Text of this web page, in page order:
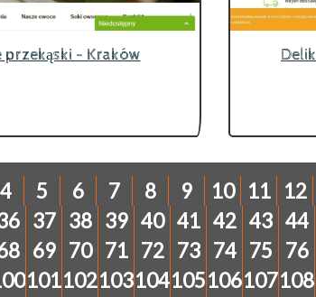
przekąski - Kraków
4 5 6 7 8 9 10 11 12
37 38 39 40 41 42 43 44
69 70 71 72 73 74 75 76
101102103104105106107108